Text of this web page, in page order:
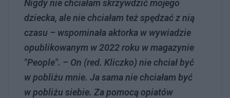
Nigdy nie chciałam skrzywdzić mojego
dziecka, ale nie chciałam też spędzać z nią
czasu – wspominała aktorka w wywiadzie
opublikowanym w 2022 roku w magazynie
"People". – On (red. Kliczko) nie chciał być
w pobliżu mnie. Ja sama nie chciałam być
w pobliżu siebie. Za pomocą opiatów